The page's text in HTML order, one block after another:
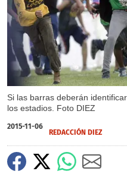
Si las barras deberán
los estadios. Foto DIEZ
2015-11-06
REDACCIÓN DIEZ